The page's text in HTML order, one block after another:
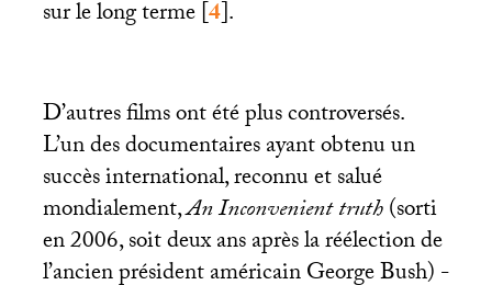
sur le long terme[4].
D’autres films ont été plus controversés.
L’un des documentaires ayant obtenu un
succès international, reconnu et salué
mondialement,An Inconvenient truth(sorti
en 2006, soit deux ans après la réélection de
l’ancien président américain George Bush) -